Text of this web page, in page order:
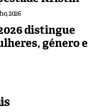
2026
distingue
género e